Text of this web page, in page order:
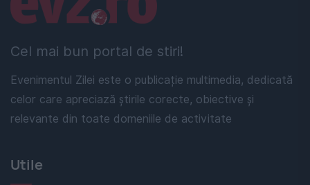
Cel mai bun portal de stiri!
Evenimentul Zilei este o publicație multimedia, dedicată
celor care apreciază știrile corecte, obiective și
relevante din toate domeniile de activitate
Utile